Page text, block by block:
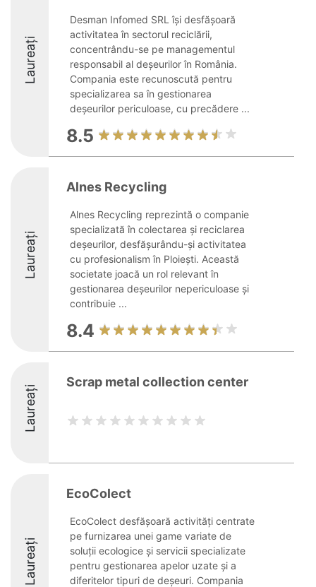
Laureați
Desman Infomed SRL își desfășoară
activitatea în sectorul reciclării,
concentrându-se pe managementul
responsabil al deșeurilor în România.
Compania este recunoscută pentru
specializarea sa în gestionarea
deșeurilor periculoase, cu precădere ...
8.5
Laureați
Alnes Recycling
Alnes Recycling reprezintă o companie
specializată în colectarea și reciclarea
deșeurilor, desfășurându-și activitatea
cu profesionalism în Ploiești. Această
societate joacă un rol relevant în
gestionarea deșeurilor nepericuloase și
contribuie ...
8.4
Laureați
Scrap metal collection center
Laureați
EcoColect
EcoColect desfășoară activități centrate
pe furnizarea unei game variate de
soluții ecologice și servicii specializate
pentru gestionarea apelor uzate și a
diferitelor tipuri de deșeuri. Compania